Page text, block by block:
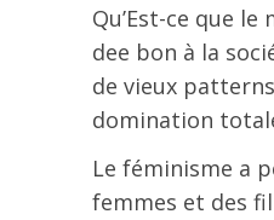
Qu’Est-ce que
dee bon à la
de vieux
domination
Le féminisme a
femmes et des